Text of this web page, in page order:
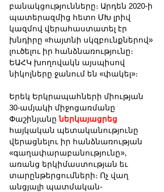
բանակցությունները։ Արդեն 2020-ի
պատերազմից հետո ՄԽ լրիվ
կազմով վերահաստատել էր
խնդիրը «հայտնի սկզբունքներով»
լուծելու իր հանձնառությունը։
ԵԱՀԿ խողովակն այսպիսով
նիկոլները ջանում են «փակել»։
Երեկ Երկրապահների միության
30-ամյակի միջոցառմանը
Փաշինյանը ներկայացրեց
հայկական պետականությունը
վերացնելու իր հանձնառության
«գաղափարաբանությունը»,
առանց երկիմաստության եւ
տարընթերցումների։ Ոչ վաղ
անցյալի պատմական-